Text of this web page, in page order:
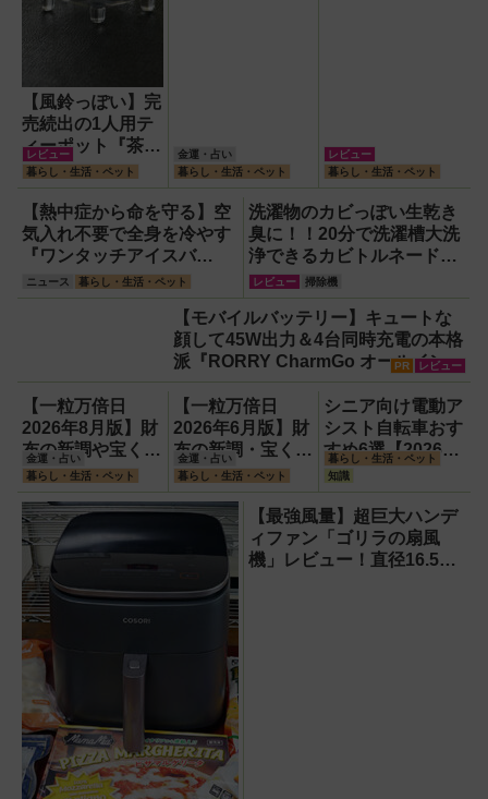
【風鈴っぽい】完
売続出の1人用テ
ィーポット『茶鈴
（ティーリン）』
を使ってみた！川
越の風鈴から着想
を得たかわいい見
た目のリアルな使
い勝手を徹底解説
レビュー
暮らし・生活・ペット
金運・占い
暮らし・生活・ペット
レビュー
暮らし・生活・ペット
【熱中症から命を守る】空
気入れ不要で全身を冷やす
『ワンタッチアイスバ
ス』。子どもたちのスポー
ツ現場に1台置くべき理由
ニュース 暮らし・生活・ペット
洗濯物のカビっぽい生乾き
臭に！！20分で洗濯槽大洗
浄できるカビトルネード
Neo縦型用をガチ検証して
分かった消臭効果
レビュー 掃除機
【モバイルバッテリー】キュートな
顔して45W出力＆4台同時充電の本格
派『RORRY CharmGo オールインミ
ニ』でスマホもモバイルファンもノ
ートPCも安心
PR レビュー
【一粒万倍日
2026年8月版】財
布の新調や宝くじ
の日記念・レイン
ボーくじ・新涼の
100円くじ購入に
最適な開運日は？
金運・占い
暮らし・生活・ペット
【一粒万倍日
2026年6月版】財
布の新調・宝くじ
購入に最適な開運
日は？
金運・占い
暮らし・生活・ペット
シニア向け電動ア
シスト自転車おす
すめ6選【2026年
最新版】選び方の
ポイントは「また
ぎやすさ」「軽
さ」「足つきの良
さ」
暮らし・生活・ペット
知識
【最強風量】超巨大ハンデ
ィファン「ゴリラの扇風
機」レビュー！直径16.5cm